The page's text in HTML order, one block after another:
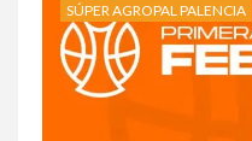
SÚPER AGROPAL PALENCIA